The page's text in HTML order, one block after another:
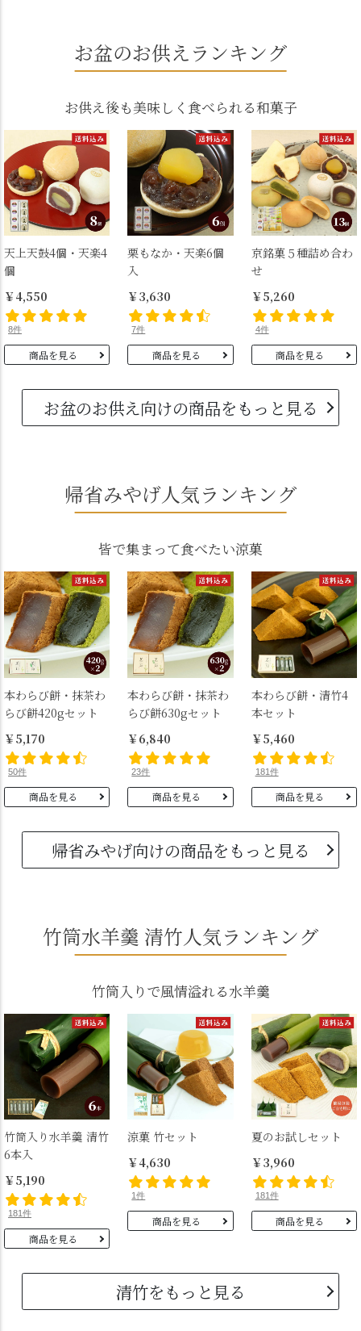
お盆のお供えランキング
お供え後も美味しく食べられる和菓子
天上天鼓4個・天楽4
個
￥4,550
8件
商品を見る
栗もなか・天楽6個
入
￥3,630
7件
商品を見る
京銘菓５種詰め合わ
せ
￥5,260
4件
商品を見る
お盆のお供え向けの商品をもっと見る
帰省みやげ人気ランキング
皆で集まって食べたい涼菓
本わらび餅・抹茶わ
らび餅420gセット
￥5,170
50件
商品を見る
本わらび餅・抹茶わ
らび餅630gセット
￥6,840
23件
商品を見る
本わらび餅・清竹4
本セット
￥5,460
181件
商品を見る
帰省みやげ向けの商品をもっと見る
竹筒水羊羹 清竹人気ランキング
竹筒入りで風情溢れる水羊羹
竹筒入り水羊羹 清竹
6本入
￥5,190
181件
商品を見る
涼菓 竹セット
￥4,630
1件
商品を見る
夏のお試しセット
￥3,960
181件
商品を見る
清竹をもっと見る